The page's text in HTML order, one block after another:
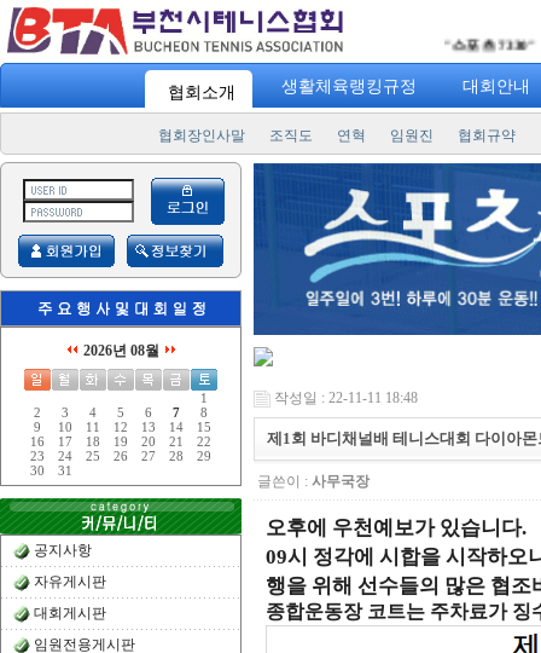
스포츠 7330" 일주일
협회소개 생활체육랭킹규정 대회안내
협회장인사말 조직도 연혁 임원진 협회규약
2026년 08월
1
2
3 4 5 6 7
8
9
10 11 12 13 14
15
16
17 18 19 20 21
22
23
24 25 26 27 28
29
30
31
공지사항
자유게시판
대회게시판
임원전용게시판
작성일 : 22-11-11 18:48
제1회 바디채널배 테니스대회 다이아
글쓴이 : 사무국장
오후에 우천예보가 있습니다.
09시 정각에 시합을 시작하오
행을 위해 선수들의 많은 협조
종합운동장 코트는 주차료가